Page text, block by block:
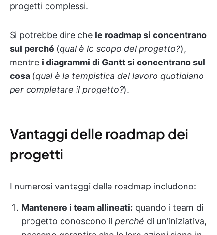
progetti complessi.
Si potrebbe dire che le roadmap si concentrano
sul perché (qual è lo scopo del progetto?),
mentre i diagrammi di Gantt si concentrano sul
cosa (qual è la tempistica del lavoro quotidiano
per completare il progetto?).
Vantaggi delle roadmap dei
progetti
I numerosi vantaggi delle roadmap includono:
Mantenere i team allineati: quando i team di
progetto conoscono il perché di un'iniziativa,